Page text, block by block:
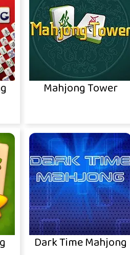
Mahjong Tower
Dark Time Mahjong